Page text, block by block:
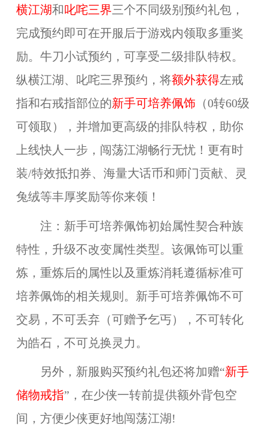
横江湖和叱咤三界三个不同级别预约礼包，
完成预约即可在开服后于游戏内领取多重奖
励。牛刀小试预约，可享受二级排队特权。
纵横江湖、叱咤三界预约，将额外获得左戒
指和右戒指部位的新手可培养佩饰 （0转60级
可领取），并增加更高级的排队特权，助你
上线快人一步，闯荡江湖畅行无忧！更有时
装/特效抵扣券、海量大话币和师门贡献、灵
兔绒等丰厚奖励等你来领！
注： 新手可培养佩饰初始属性契合种族
特性，升级不改变属性类型。该佩饰可以重
炼，重炼后的属性以及重炼消耗遵循标准可
培养佩饰的相关规则。新手可培养佩饰不可
交易，不可丢弃（可赠予乞丐），不可转化
为皓石，不可兑换灵力。
另外，新服购买预约礼包还将加赠“新手
储物戒指”，在少侠一转前提供额外背包空
间，方便少侠更好地闯荡江湖!